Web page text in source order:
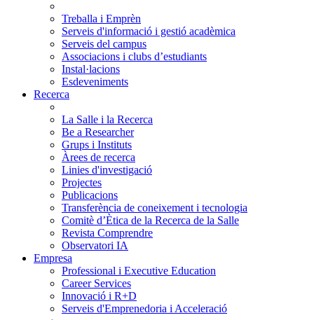
Treballa i Emprèn
Serveis d'informació i gestió acadèmica
Serveis del campus
Associacions i clubs d’estudiants
Instal·lacions
Esdeveniments
Recerca
La Salle i la Recerca
Be a Researcher
Grups i Instituts
Àrees de recerca
Linies d'investigació
Projectes
Publicacions
Transferència de coneixement i tecnologia
Comitè d’Ètica de la Recerca de la Salle
Revista Comprendre
Observatori IA
Empresa
Professional i Executive Education
Career Services
Innovació i R+D
Serveis d'Emprenedoria i Acceleració